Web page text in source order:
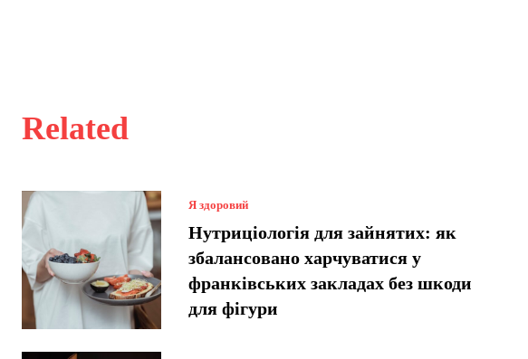
Related
Я здоровий
Нутриціологія для зайнятих: як
збалансовано харчуватися у
франківських закладах без шкоди
для фігури